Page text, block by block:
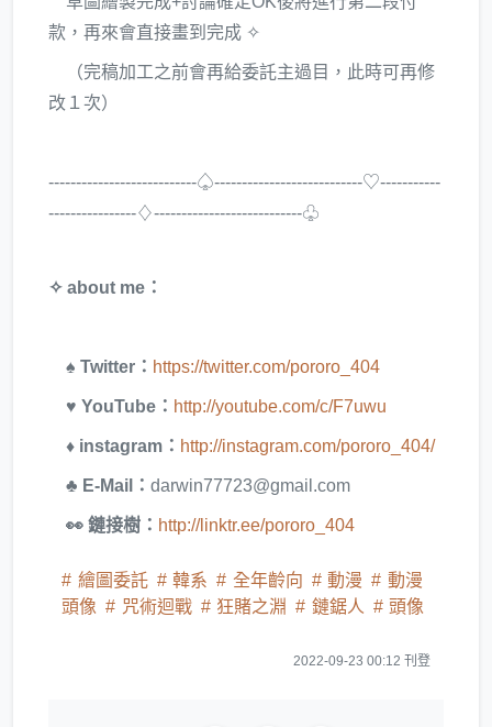
款，再來會直接畫到完成 ✧
（完稿加工之前會再給委託主過目，此時可再修
改１次）
---------------------------♤---------------------------♡-----------
----------------♢---------------------------♧
✧ about me：
♠ Twitter： https://twitter.com/pororo_404
♥ YouTube： http://youtube.com/c/F7uwu
♦ instagram： http://instagram.com/pororo_404/
♣ E-Mail： darwin77723@gmail.com
👀 鏈接樹： http://linktr.ee/pororo_404
繪圖委託 韓系 全年齡向 動漫
動漫
頭像
咒術迴戰 狂賭之淵 鏈鋸人 頭像
2022-09-23 00:12 刊登